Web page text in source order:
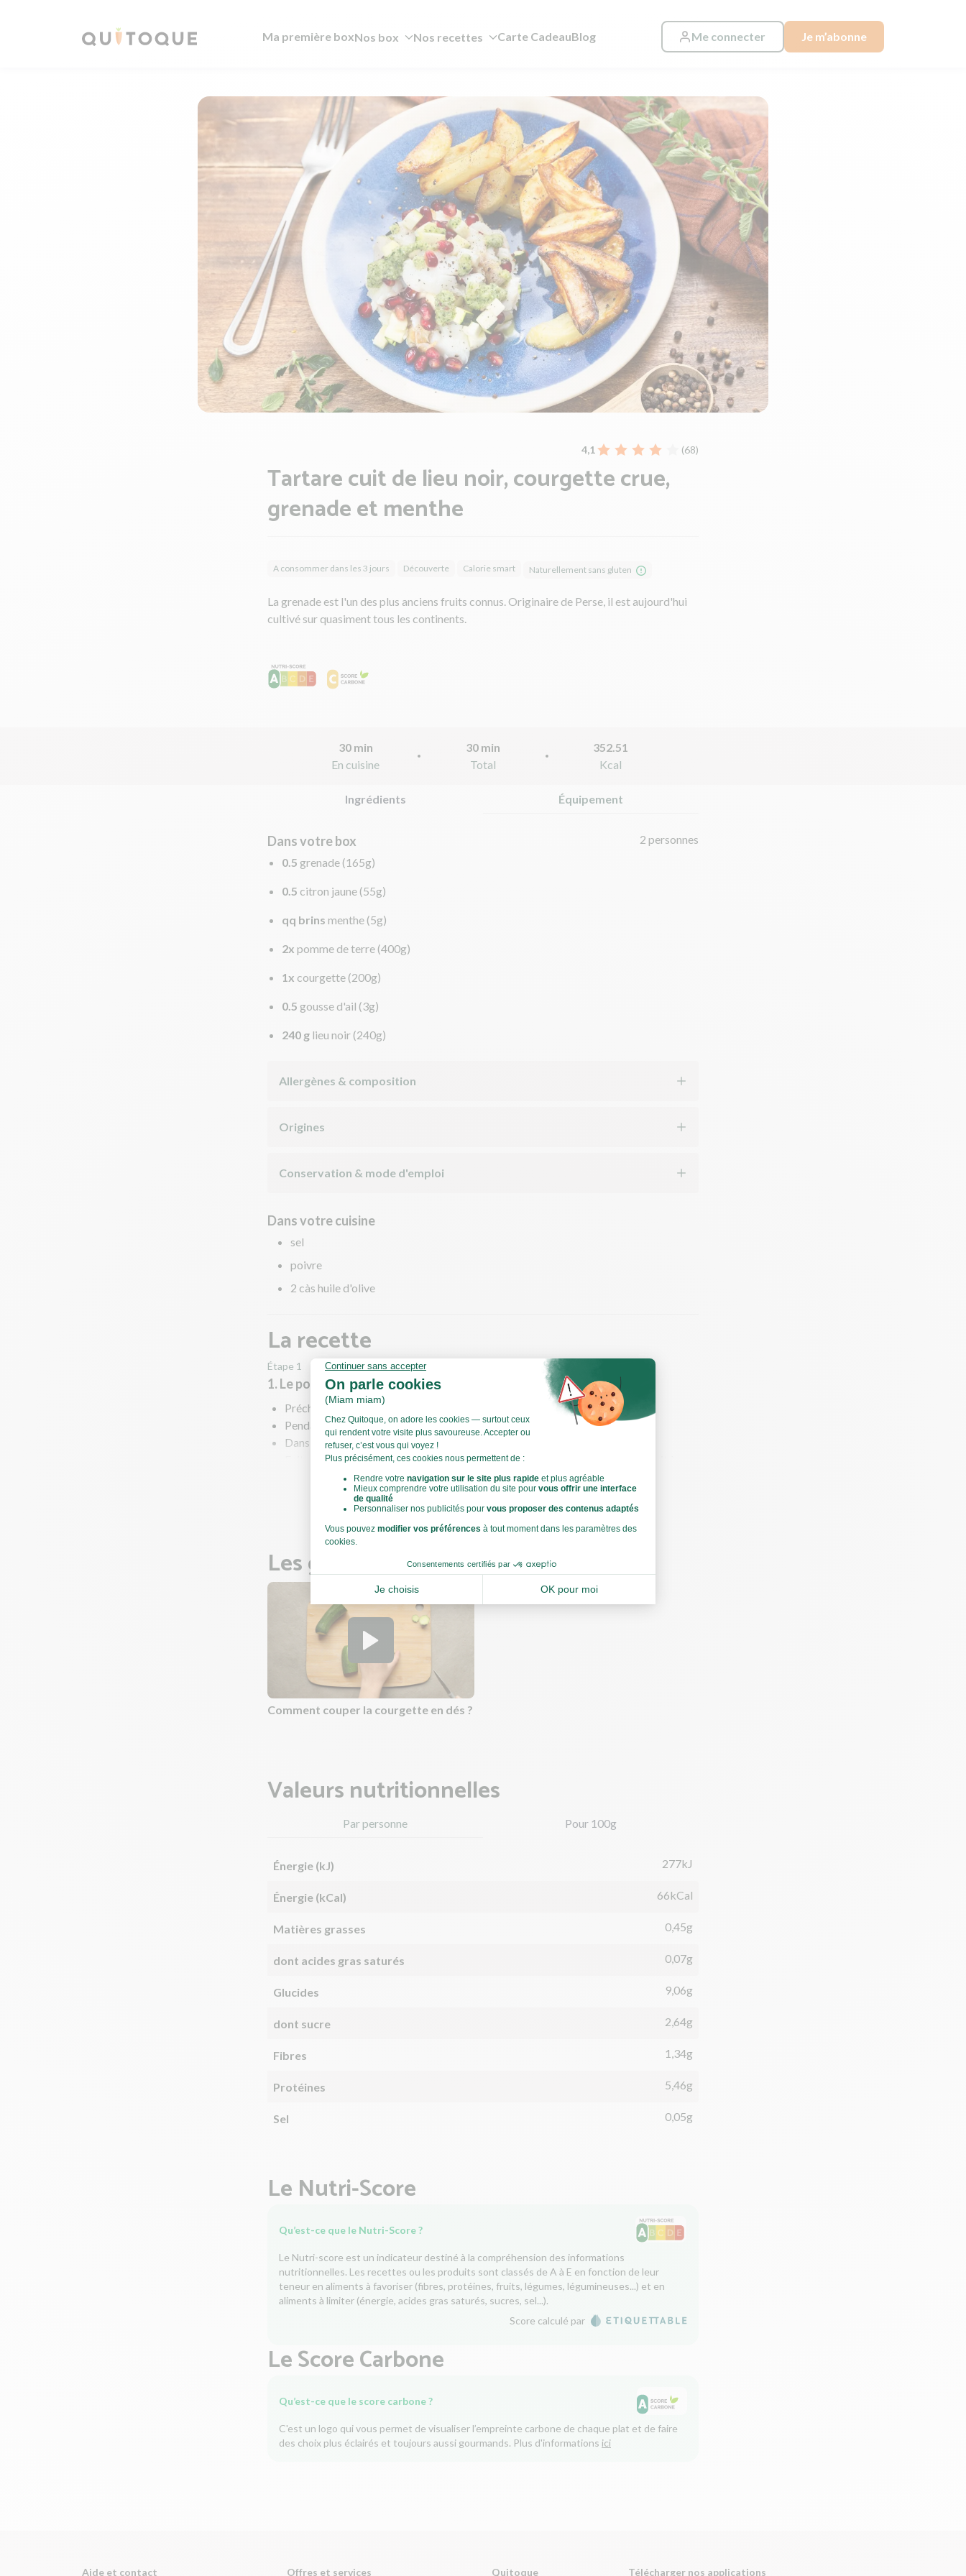
Ma première boxNos box Nos recettes Carte CadeauBlog Me connecter Je m’abonne
4,1 (68)
Tartare cuit de lieu noir, courgette crue,
grenade et menthe
A consommer dans les 3 jours Découverte Calorie smart Naturellement sans gluten
La grenade est l'un des plus anciens fruits connus. Originaire de Perse, il est aujourd'hui
cultivé sur quasiment tous les continents.
30 min
En cuisine
30 min
Total
352.51
Kcal
Ingrédients Équipement
Dans votre box
2 personnes
0.5 grenade (165g)
0.5 citron jaune (55g)
qq brins menthe (5g)
2x pomme de terre (400g)
1x courgette (200g)
0.5 gousse d'ail (3g)
240 g lieu noir (240g)
Allergènes & composition
Origines
Conservation & mode d'emploi
Dans votre cuisine
sel
poivre
2 càs huile d'olive
La recette
Étape 1
1. Le poisson
Préchauffez votre four à 220°C en chaleur tournante !
Pendant ce temps, rincez et essuyez le poisson blanc. Salez et poivrez-le.
Dans une sauteuse, faites chauffer un filet d'huile d'olive à feu moyen à vif.
Faites revenir le poisson blanc 2 à 3 min de chaque côté jusqu'à ce qu'il soit cuit à
coeur (la chair n'est plus rose).
Une fois cuit, laissez-le tiédir et réservez-le au frais le temps de la recette.
Voir toute la recette
Les gestes de cuisine
Comment couper la courgette en dés ?
Valeurs nutritionnelles
Par personne Pour 100g
Énergie (kJ) 277kJ
Énergie (kCal) 66kCal
Matières grasses 0,45g
dont acides gras saturés 0,07g
Glucides 9,06g
dont sucre 2,64g
Fibres 1,34g
Protéines 5,46g
Sel 0,05g
Le Nutri-Score
Qu’est-ce que le Nutri-Score ?
Le Nutri-score est un indicateur destiné à la compréhension des informations
nutritionnelles. Les recettes ou les produits sont classés de A à E en fonction de leur
teneur en aliments à favoriser (fibres, protéines, fruits, légumes, légumineuses...) et en
aliments à limiter (énergie, acides gras saturés, sucres, sel...).
Score calculé par
Le Score Carbone
Qu’est-ce que le score carbone ?
C'est un logo qui vous permet de visualiser l’empreinte carbone de chaque plat et de faire
des choix plus éclairés et toujours aussi gourmands. Plus d'informations ici
Aide et contact Offres et services Quitoque Télécharger nos applications